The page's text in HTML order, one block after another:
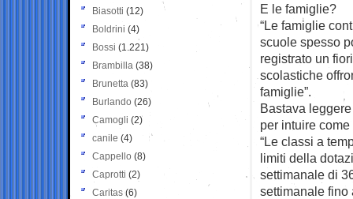
E le famiglie?
“Le famiglie
scuole spesso
registrato un
scolastiche
famiglie”.
Bastava
per intuire
“Le classi a
limiti della
settimanale di
settimanale fino
Biasotti (12)
Boldrini (4)
Bossi (1.221)
Brambilla (38)
Brunetta (83)
Burlando (26)
Camogli (2)
canile (4)
Cappello (8)
Caprotti (2)
Caritas (6)